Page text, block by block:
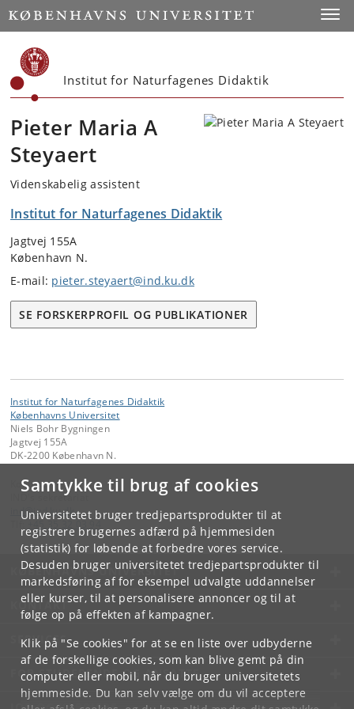
Samtykke til brug af cookies
Universitetet bruger tredjepartsprodukter til at
registrere brugernes adfærd på hjemmesiden
(statistik) for løbende at forbedre vores service.
Desuden bruger universitetet tredjepartsprodukter til
markedsføring af for eksempel udvalgte uddannelser
eller kurser, til at personalisere annoncer og til at
følge op på effekten af kampagner.
Klik på "Se cookies" for at se en liste over udbyderne
af de forskellige cookies, som kan blive gemt på din
computer eller mobil, når du bruger universitetets
hjemmeside. Du kan selv vælge om du vil acceptere
Start
Institut for Naturfagenes Didaktik
Pieter Maria A
Steyaert
Videnskabelig assistent
Institut for Naturfagenes Didaktik
Jagtvej 155A
København N.
E-mail: pieter.steyaert@ind.ku.dk
SE FORSKERPROFIL OG PUBLIKATIONER
Institut for Naturfagenes Didaktik
Københavns Universitet
Niels Bohr Bygningen
Jagtvej 155A
DK-2200 København N.
Kontakt:
IND's sekretariat
ind @ind. ku.dk
KØBENHAVNS UNIVERSITET
KONTAKT
SERVICES
FOR STUDERENDE OG ANSATTE